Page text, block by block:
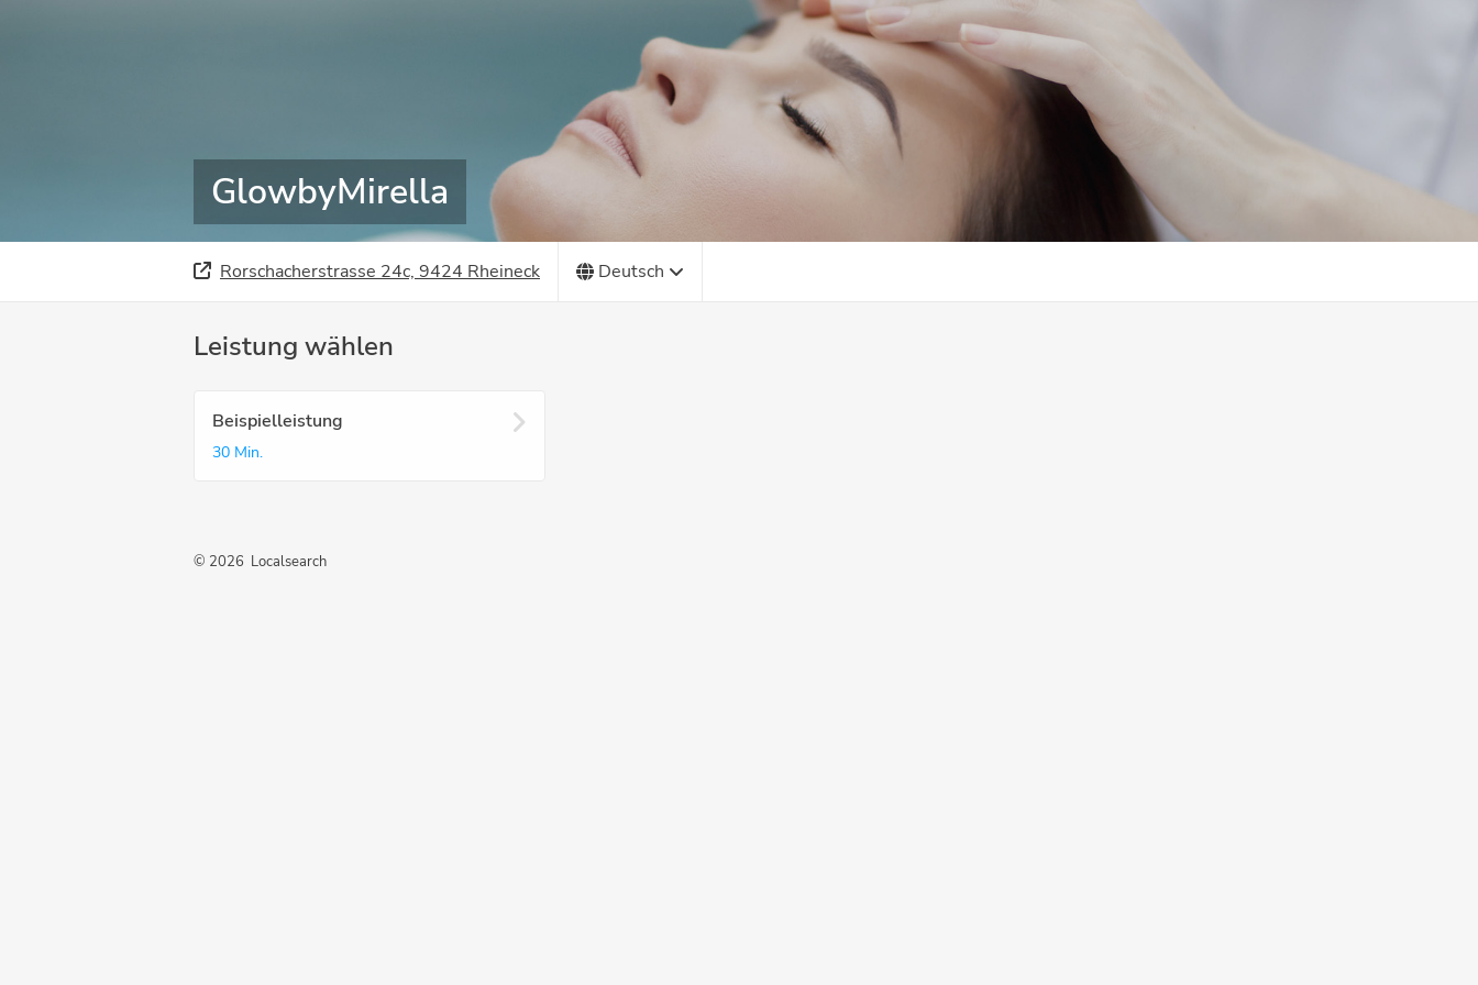
GlowbyMirella
Rorschacherstrasse 24c, 9424 Rheineck Deutsch
Leistung wählen
Beispielleistung
30 Min.
© 2026 Localsearch